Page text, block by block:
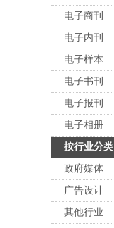
电子商刊
电子内刊
电子样本
电子书刊
电子报刊
电子相册
按行业分类
政府媒体
广告设计
其他行业